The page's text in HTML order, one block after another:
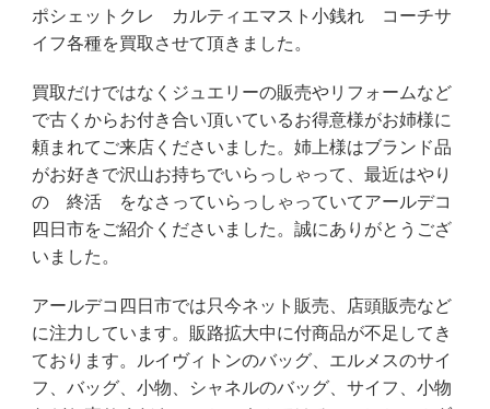
ポシェットクレ カルティエマスト小銭れ コーチサ
イフ各種を買取させて頂きました。
買取だけではなくジュエリーの販売やリフォームなど
で古くからお付き合い頂いているお得意様がお姉様に
頼まれてご来店くださいました。姉上様はブランド品
がお好きで沢山お持ちでいらっしゃって、最近はやり
の 終活 をなさっていらっしゃっていてアールデコ
四日市をご紹介くださいました。誠にありがとうござ
いました。
アールデコ四日市では只今ネット販売、店頭販売など
に注力しています。販路拡大中に付商品が不足してき
ております。ルイヴィトンのバッグ、エルメスのサイ
フ、バッグ、小物、シャネルのバッグ、サイフ、小物